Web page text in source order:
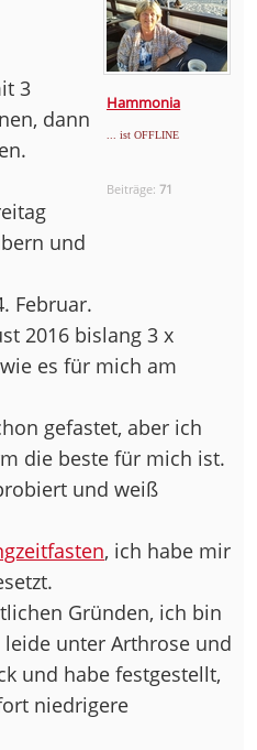
Hammonia
... ist OFFLINE
Beiträge:71
3
dann
und
Februar.
2016 bislang 3 x
es für mich am
gefastet, aber ich
die beste für mich ist.
und weiß
, ich habe mir
Gründen, ich bin
unter Arthrose und
und habe festgestellt,
niedrigere